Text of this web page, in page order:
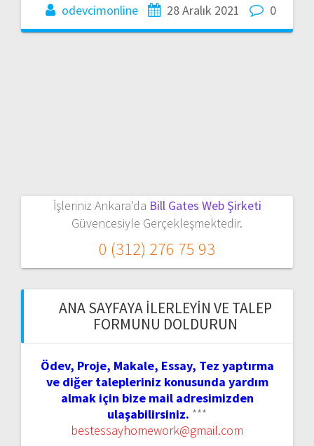
odevcimonline 28 Aralık 2021 0
İşleriniz Ankara'da Bill Gates Web Şirketi
Güvencesiyle Gerçekleşmektedir.
0 (312) 276 75 93
ANA SAYFAYA İLERLEYIN VE TALEP
FORMUNU DOLDURUN
Ödev, Proje, Makale, Essay, Tez yaptırma
ve diğer talepleriniz konusunda yardım
almak için bize mail adresimizden
ulaşabilirsiniz. ***
bestessayhomework@gmail.com